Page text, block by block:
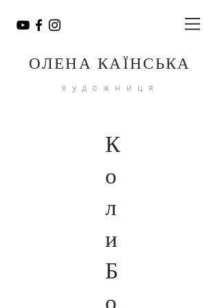
ОЛЕНА КАЇНСЬКА
художниця
К
о
л
и
Б
о